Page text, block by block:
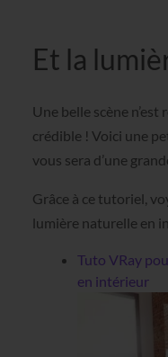
Et la
Une belle scène
crédible ! Voici une
vous sera d’une
Grâce à ce tutoriel,
lumière naturelle en
Tuto VRay
en intérieur